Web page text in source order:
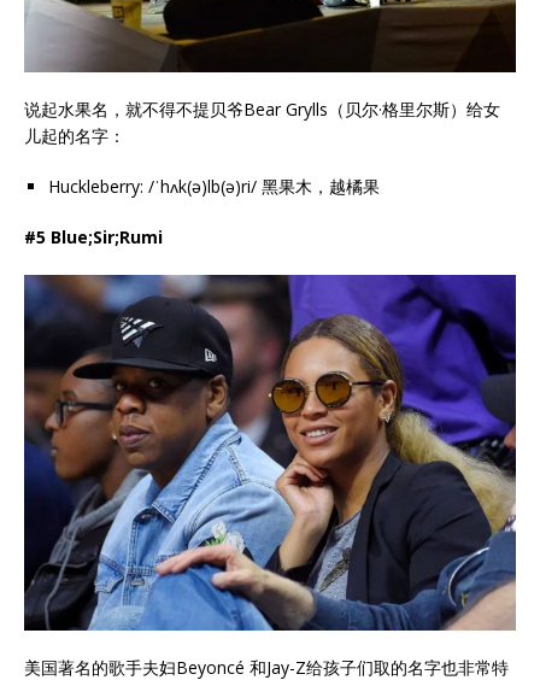
说起水果名，就不得不提贝爷Bear Grylls（贝尔·格里尔斯）给女
儿起的名字：
Huckleberry: /ˈhʌk(ə)lb(ə)ri/ 黑果木，越橘果
#5 Blue;Sir;Rumi
美国著名的歌手夫妇Beyoncé 和Jay-Z给孩子们取的名字也非常特